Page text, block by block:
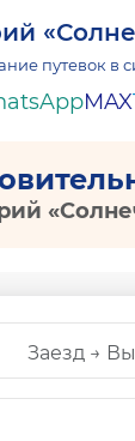
путевок в
MAX